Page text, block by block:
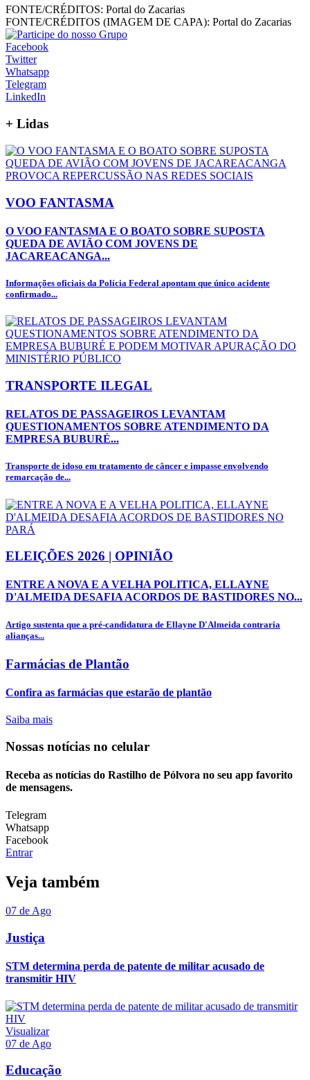
FONTE/CRÉDITOS: Portal do Zacarias
FONTE/CRÉDITOS (IMAGEM DE CAPA): Portal do Zacarias
Facebook
Twitter
Whatsapp
Telegram
LinkedIn
+ Lidas
VOO FANTASMA
O VOO FANTASMA E O BOATO SOBRE SUPOSTA
QUEDA DE AVIÃO COM JOVENS DE
JACAREACANGA...
Informações oficiais da Polícia Federal apontam que único acidente
confirmado...
TRANSPORTE ILEGAL
RELATOS DE PASSAGEIROS LEVANTAM
QUESTIONAMENTOS SOBRE ATENDIMENTO DA
EMPRESA BUBURÉ...
Transporte de idoso em tratamento de câncer e impasse envolvendo
remarcação de...
ELEIÇÕES 2026 | OPINIÃO
ENTRE A NOVA E A VELHA POLITICA, ELLAYNE
D'ALMEIDA DESAFIA ACORDOS DE BASTIDORES NO...
Artigo sustenta que a pré-candidatura de Ellayne D'Almeida contraria
alianças...
Farmácias de Plantão
Confira as farmácias que estarão de plantão
Saiba mais
Nossas notícias no celular
Receba as notícias do Rastilho de Pólvora no seu app favorito
de mensagens.
Telegram
Whatsapp
Facebook
Entrar
Veja também
07 de Ago
Justiça
STM determina perda de patente de militar acusado de
transmitir HIV
Visualizar
07 de Ago
Educação